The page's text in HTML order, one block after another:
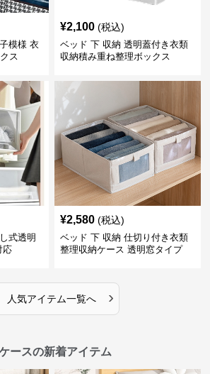
模様 衣
ス
¥2,100 (税込)
ベッド 下 収納 透明蓋付き衣類
収納積み重ね整理ボックス
式透明
応
¥2,580 (税込)
ベッド 下 収納 仕切り付き衣類
整理収納ケース 透明窓タイプ
人気アイテム一覧へ ›
ースの新着アイテム